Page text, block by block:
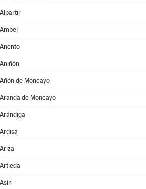
Alpartir
Ambel
Anento
Aniñón
Añón de Moncayo
Aranda de Moncayo
Arándiga
Ardisa
Ariza
Artieda
Asín